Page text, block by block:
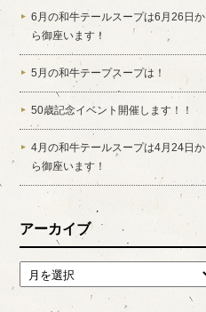
6月の和牛テールスープは6月26日か
ら御座います！
5月の和牛テープスープは！
50歳記念イベント開催します！！
4月の和牛テールスープは4月24日か
ら御座います！
アーカイブ
アーカイブ